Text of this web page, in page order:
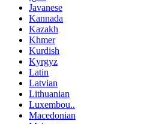
Javanese
Kannada
Kazakh
Khmer
Kurdish
Kyrgyz
Latin
Latvian
Lithuanian
Luxembou..
Macedonian